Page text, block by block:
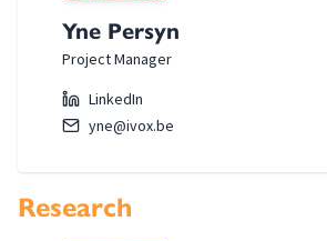
Yne Persyn
Project Manager
LinkedIn
yne@ivox.be
Research